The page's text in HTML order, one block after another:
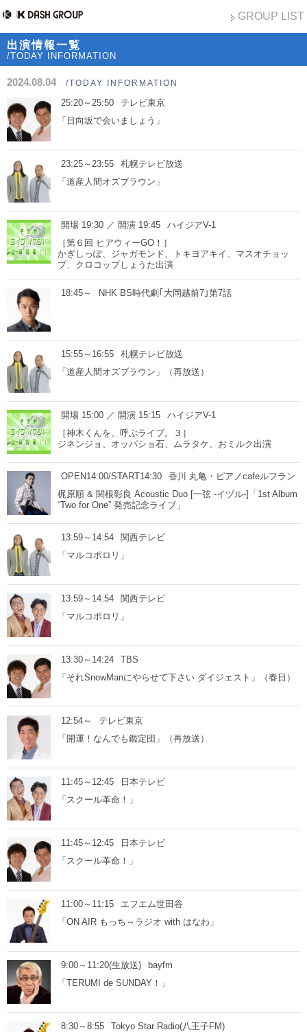
GROUP LIST
出演情報一覧
/TODAY INFORMATION
2024.08.04 /TODAY INFORMATION
25:20～25:50
テレビ東京
「日向坂で会いましょう」
23:25～23:55
札幌テレビ放送
「道産人間オズブラウン」
開場 19:30 ／ 開演 19:45
ハイジアV-1
［第６回 ヒアウィーGO！］
かぎしっぽ、ジャガモンド、トキヨアキイ、マスオチョッ
プ、クロコップしょうた出演
18:45～ NHK BS時代劇｢大岡越前7｣第7話
15:55～16:55
札幌テレビ放送
「道産人間オズブラウン」（再放送）
開場 15:00 ／ 開演 15:15
ハイジアV-1
［神木くんを、呼ぶライブ。３］
ジネンジョ、オッパショ石、ムラタケ、おミルク出演
OPEN14:00/START14:30
香川 丸亀・ピアノcafeルフラン
梶原順 & 関根彰良 Acoustic Duo [一弦 -イヅル-]「1st Album
“Two for One” 発売記念ライブ」
13:59～14:54
関西テレビ
「マルコポロリ」
13:59～14:54
関西テレビ
「マルコポロリ」
13:30～14:24
TBS
「それSnowManにやらせて下さい ダイジェスト」（春日）
12:54～
テレビ東京
「開運！なんでも鑑定団」（再放送）
11:45～12:45
日本テレビ
「スクール革命！」
11:45～12:45
日本テレビ
「スクール革命！」
11:00～11:15
エフエム世田谷
「ON AIR もっち～ラジオ with はなわ」
9:00～11:20(生放送)
bayfm
「TERUMI de SUNDAY！」
8:30～8:55
Tokyo Star Radio(八王子FM)